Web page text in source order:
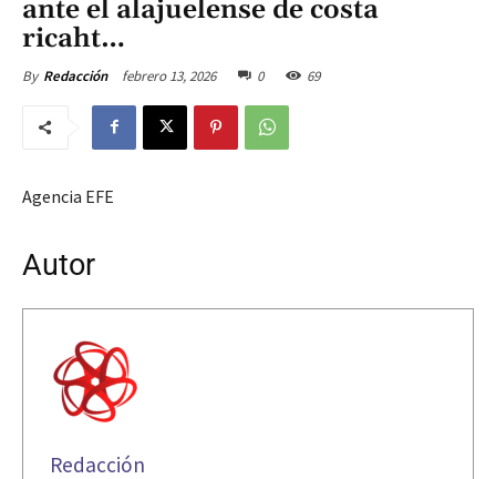
ante el alajuelense de costa
ricaht…
By Redacción febrero 13, 2026 0 69
Agencia EFE
Autor
Redacción